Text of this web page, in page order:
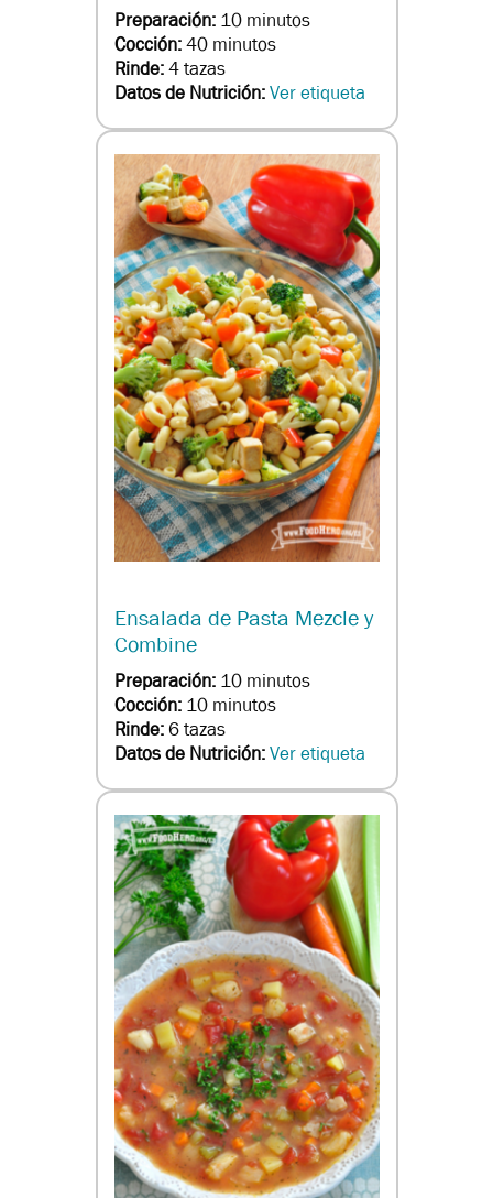
Preparación: 10 minutos
Cocción:40 minutos
Rinde:4 tazas
Datos de Nutrición:Ver etiqueta
Ensalada de Pasta Mezcle y
Combine
Preparación: 10 minutos
Cocción: 10 minutos
Rinde:6 tazas
Datos de Nutrición:Ver etiqueta